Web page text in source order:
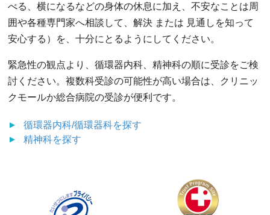
べる、横になるなどの身体の休息に加え、不安なことは周
囲や各種専門家へ相談して、解決 または 見通しを知って
安心する）を、十分にとるようにしてください。
緊急性の観点より、循環器内科、精神科の順に受診をご検
討ください。複数科受診の可能性が高い場合は、クリニッ
クモールか総合病院の受診が便利です。
循環器内科/循環器科を探す
精神科を探す